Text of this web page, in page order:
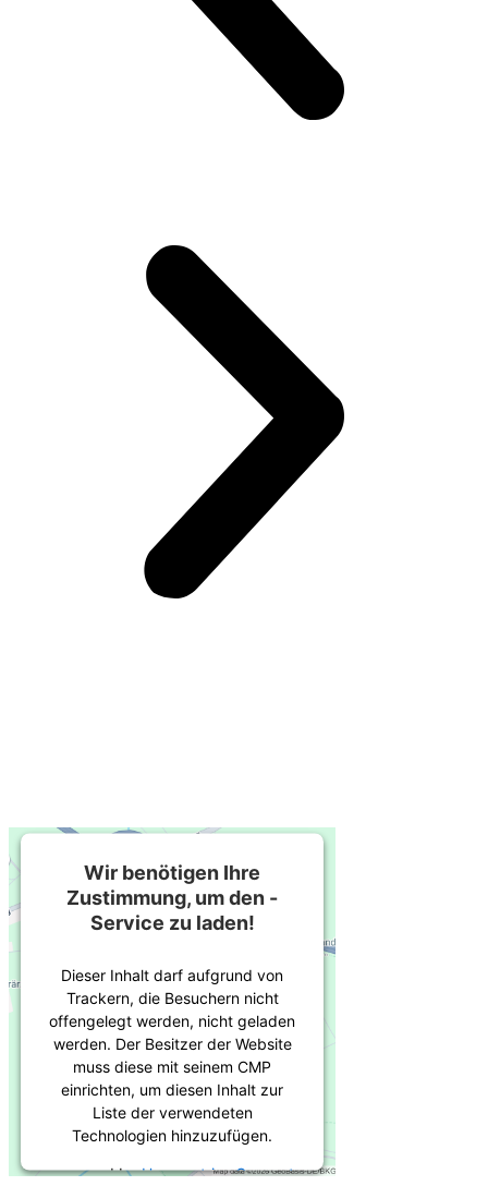
Wir benötigen Ihre
Zustimmung, um den -
Service zu laden!
Dieser Inhalt darf aufgrund von
Trackern, die Besuchern nicht
offengelegt werden, nicht geladen
werden. Der Besitzer der Website
muss diese mit seinem CMP
einrichten, um diesen Inhalt zur
Liste der verwendeten
Technologien hinzuzufügen.
powered byUsercentrics Consent